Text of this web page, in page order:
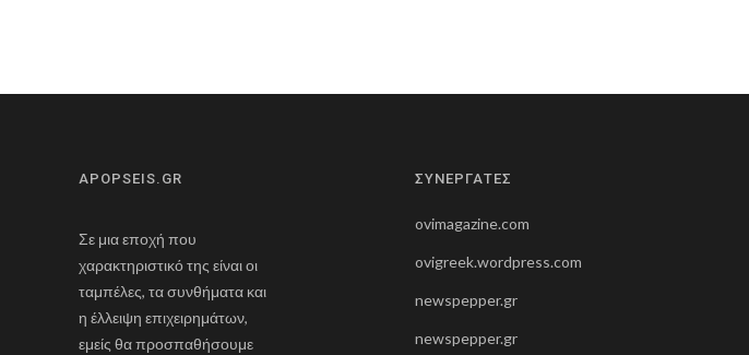
APOPSEIS.GR
Σε μια εποχή που
χαρακτηριστικό της είναι οι
ταμπέλες, τα συνθήματα και
η έλλειψη επιχειρημάτων,
εμείς θα προσπαθήσουμε
ΣΥΝΕΡΓΑΤΕΣ
ovimagazine.com
ovigreek.wordpress.com
newspepper.gr
newspepper.gr